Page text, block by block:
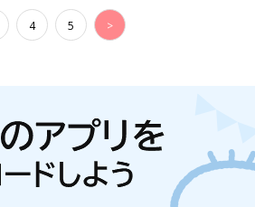
4 5 >